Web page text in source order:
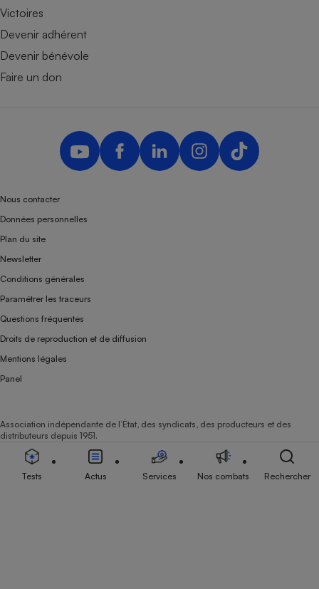
Victoires
Devenir adhérent
Devenir bénévole
Faire un don
Nous contacter
Données personnelles
Plan du site
Newsletter
Conditions générales
Paramétrer les traceurs
Questions fréquentes
Droits de reproduction et de diffusion
Mentions légales
Panel
Association indépendante de l’État, des syndicats, des producteurs et des
distributeurs depuis 1951.
Tests Actus Services Nos combats Rechercher